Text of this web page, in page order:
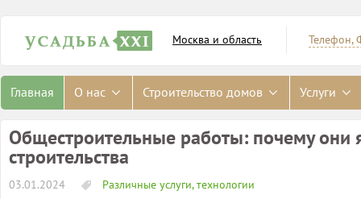
Телефон,
Москва и область
Главная О нас Строительство домов Услуги
Общестроительные работы: почему они
строительства
03.01.2024 Различные услуги, технологии